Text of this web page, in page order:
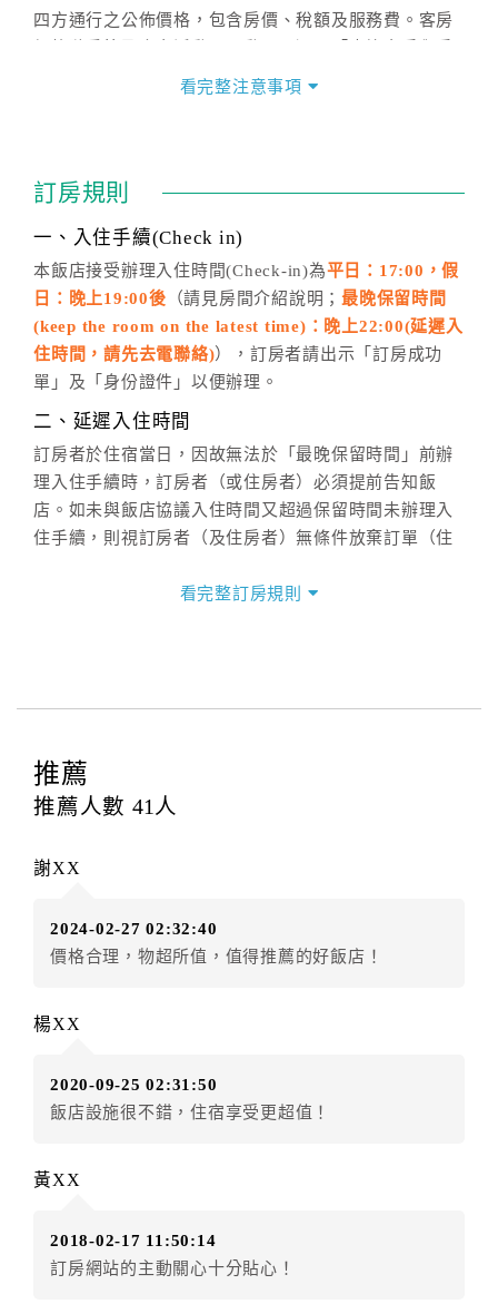
四方通行之公佈價格，包含房價、稅額及服務費。客房
價」之當日價格為標準。
通行「客服聯絡單」提出申辦，四方通行
話方式異動訂單。
※非客服時間之申辦異動，皆為次日計算及辦理。
五、客服時間
週一至週日，上午9:00～晚上6:00
六、聯絡方式
週一至週日：客服聯絡單、LINE@
看完整注意事項
訂房規則
一、入住手續(Check in)
本飯店接受辦理入住時間(Check-in)為平日：17:00，假
日：晚上19:00後 （請見房間介紹說明； 最晚保留時間
(keep the room on the latest time)：晚上22:00(延遲入
住時間，請先去電聯絡)），訂房者請出示「訂房成功
單」及「身份證件」以便辦理。
二、延遲入住時間
訂房者於住宿當日，因故無法於「最晚保留時間」前辦
理入住手續時，訂房者（或住房者）必須提前告知飯
店。如未與飯店協議入住時間又超過保留時間未辦理入
住手續，則視訂房者（及住房者）無條件放棄訂單（住
三、退房手續(Check out)
訂房者應於
提出申辦不得異動訂單。
每筆訂單異動限定
訂單異動後，訂單費用總計大於原訂單費用總計時，訂
訂單異動後，訂單費用總計小於原訂單費用總計時，訂
房者不得要求退其差額。（限原訂飯店）
．訂房者因故辦理訂單異動，本飯店可接受
（提出申辦日為保留起算日）
．訂房者使用「保留住宿金額」時，請注意！為避免飯
件放棄訂單（住宿權益）。 （限原訂飯店使用）
．訂單異動後，訂單費用總計大於原訂單費用總計時，
看完整訂房規則
推薦
推薦人數 41人
謝XX
2024-02-27 02:32:40
價格合理，物超所值，值得推薦的好飯店！
楊XX
2020-09-25 02:31:50
飯店設施很不錯，住宿享受更超值！
黃XX
2018-02-17 11:50:14
訂房網站的主動關心十分貼心！